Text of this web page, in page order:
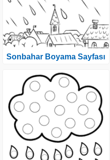
Sonbahar Boyama Sayfası